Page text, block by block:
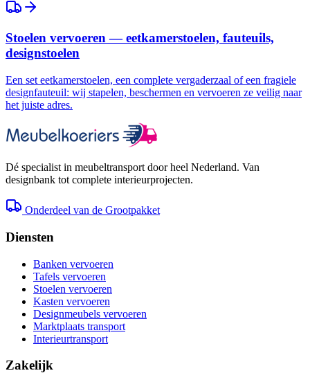
Stoelen vervoeren — eetkamerstoelen, fauteuils,
designstoelen
Een set eetkamerstoelen, een complete vergaderzaal of een fragiele
designfauteuil: wij stapelen, beschermen en vervoeren ze veilig naar
het juiste adres.
Dé specialist in meubeltransport door heel Nederland. Van
designbank tot complete interieurprojecten.
Onderdeel van de Grootpakket
Diensten
Banken vervoeren
Tafels vervoeren
Stoelen vervoeren
Kasten vervoeren
Designmeubels vervoeren
Marktplaats transport
Interieurtransport
Zakelijk